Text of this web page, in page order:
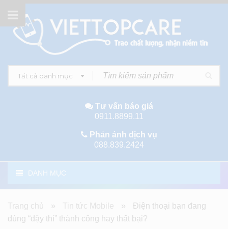
Tất cả danh mục
Tư vấn báo giá
0911.8899.11
Phản ánh dịch vụ
088.839.2424
DANH MỤC
Trang chủ » Tin tức Mobile »
Điện thoại bạn đang
dùng “dậy thì” thành công hay thất bại?